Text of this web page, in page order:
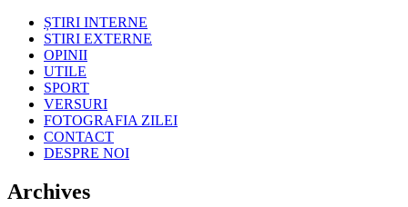
ȘTIRI INTERNE
STIRI EXTERNE
OPINII
UTILE
SPORT
VERSURI
FOTOGRAFIA ZILEI
CONTACT
DESPRE NOI
Archives